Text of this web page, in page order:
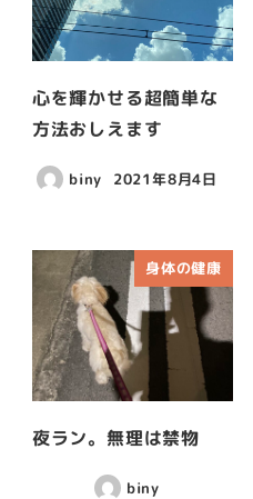
心を輝かせる超簡単な
方法おしえます
biny 2021年8月4日
身体の健康
夜ラン。無理は禁物
biny